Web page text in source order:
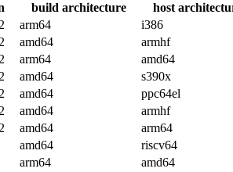
build architecture
host
arm64
i386
amd64
armhf
arm64
amd64
amd64
s390x
amd64
ppc64el
amd64
armhf
amd64
arm64
amd64
riscv64
arm64
amd64